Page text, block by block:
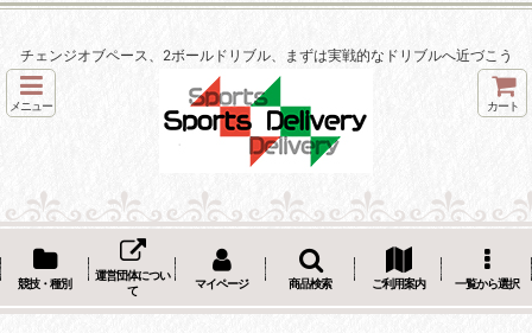
チェンジオブペース、2ボールドリブル、まずは実戦的なドリブルへ近づこう
メニュー カート
競技・種別
運営団体につい
て
マイページ 商品検索 ご利用案内 一覧から選択